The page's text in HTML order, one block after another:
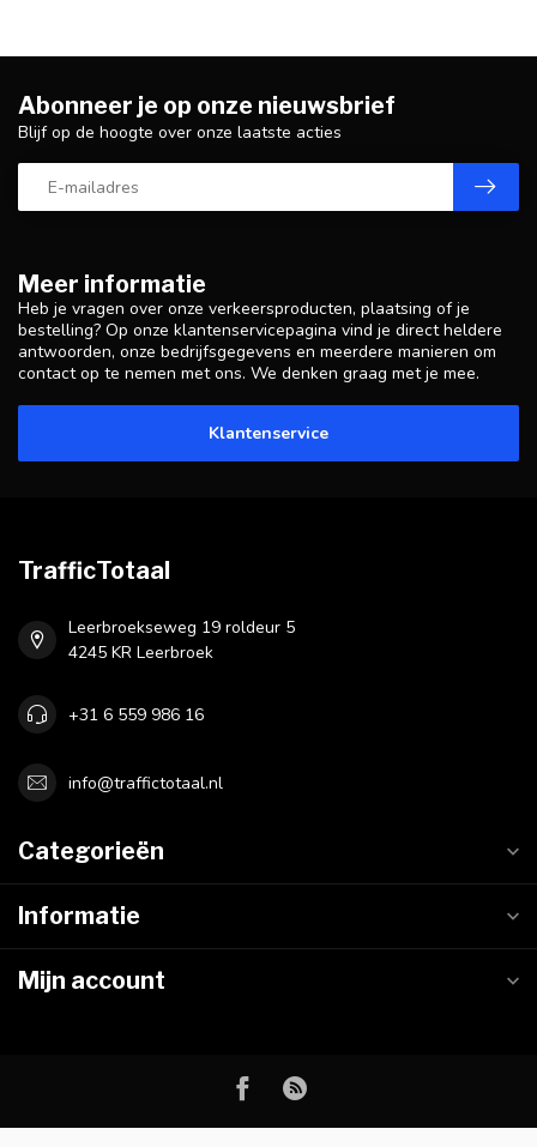
Meer informatie
Heb je vragen over onze verkeersproducten, plaatsing of je
bestelling? Op onze klantenservicepagina vind je direct heldere
antwoorden, onze bedrijfsgegevens en meerdere manieren om
contact op te nemen met ons. We denken graag met je mee.
Klantenservice
Abonneer je op onze nieuwsbrief
Blijf op de hoogte over onze laatste acties
TrafficTotaal
Leerbroekseweg 19 roldeur 5
4245 KR Leerbroek
+31 6 559 986 16
info@traffictotaal.nl
Categorieën
Informatie
Mijn account